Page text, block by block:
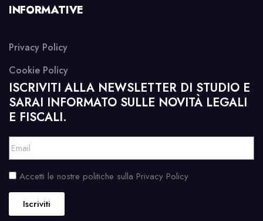
INFORMATIVE
Privacy Policy
Cookie Policy
ISCRIVITI ALLA NEWSLETTER DI STUDIO E
SARAI INFORMATO SULLE NOVITÀ LEGALI
E FISCALI.
Accetti le nostre politiche sulla Privacy Policy
Iscriviti